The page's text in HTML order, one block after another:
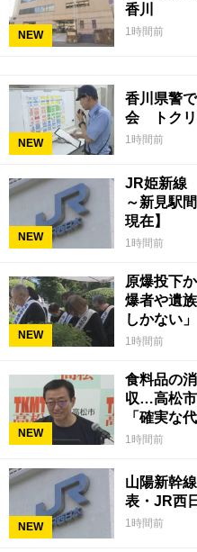
NEW
香川
1時間前
NEW
香川県警
会 トクリ
1時間前
NEW
JR姫新線
～新見駅
現在】
1時間前
NEW
原爆投下
爆者や遺
しかない」
1時間前
NEW
食料品の
収…高松市
「確実な
1時間前
NEW
山陽新幹
表・JR西
1時間前